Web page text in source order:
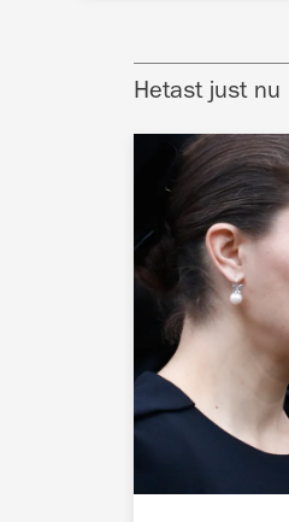
Hetast just nu